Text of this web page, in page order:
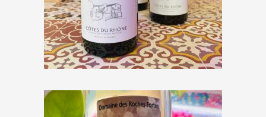
Maison Plantevin « Côtes du
Rhône » 2020
€6,00